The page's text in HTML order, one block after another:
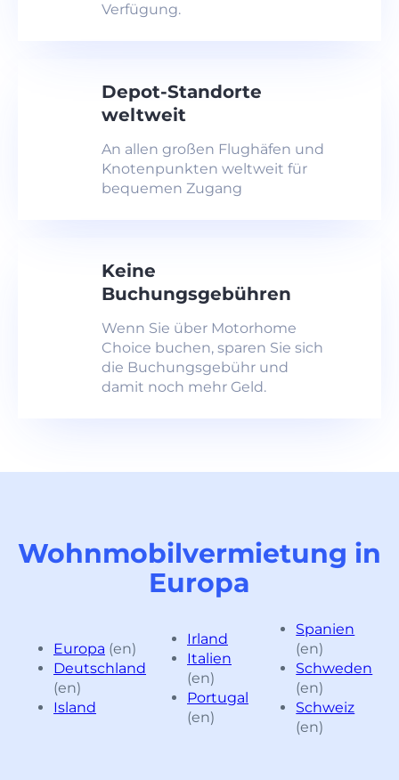
Verfügung.
Depot-Standorte
weltweit
An allen großen Flughäfen und
Knotenpunkten weltweit für
bequemen Zugang
Keine
Buchungsgebühren
Wenn Sie über Motorhome
Choice buchen, sparen Sie sich
die Buchungsgebühr und
damit noch mehr Geld.
Wohnmobilvermietung in
Europa
Europa (en)
Deutschland
(en)
Island
Irland
Italien
(en)
Portugal
(en)
Spanien
(en)
Schweden
(en)
Schweiz
(en)